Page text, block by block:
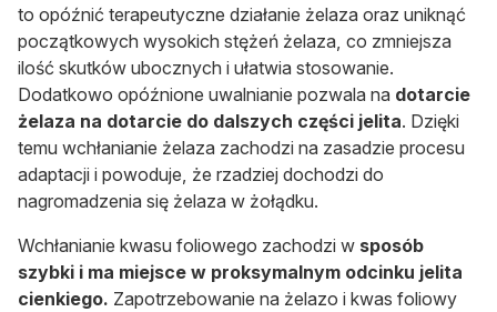
to opóźnić terapeutyczne działanie żelaza oraz uniknąć
początkowych wysokich stężeń żelaza, co zmniejsza
ilość skutków ubocznych i ułatwia stosowanie.
Dodatkowo opóźnione uwalnianie pozwala na dotarcie
żelaza na dotarcie do dalszych części jelita. Dzięki
temu wchłanianie żelaza zachodzi na zasadzie procesu
adaptacji i powoduje, że rzadziej dochodzi do
nagromadzenia się żelaza w żołądku.
Wchłanianie kwasu foliowego zachodzi w sposób
szybki i ma miejsce w proksymalnym odcinku jelita
cienkiego. Zapotrzebowanie na żelazo i kwas foliowy